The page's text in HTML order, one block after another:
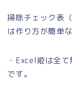
掃除チェック表
は作り方が簡単
・Excel姫は全
です。